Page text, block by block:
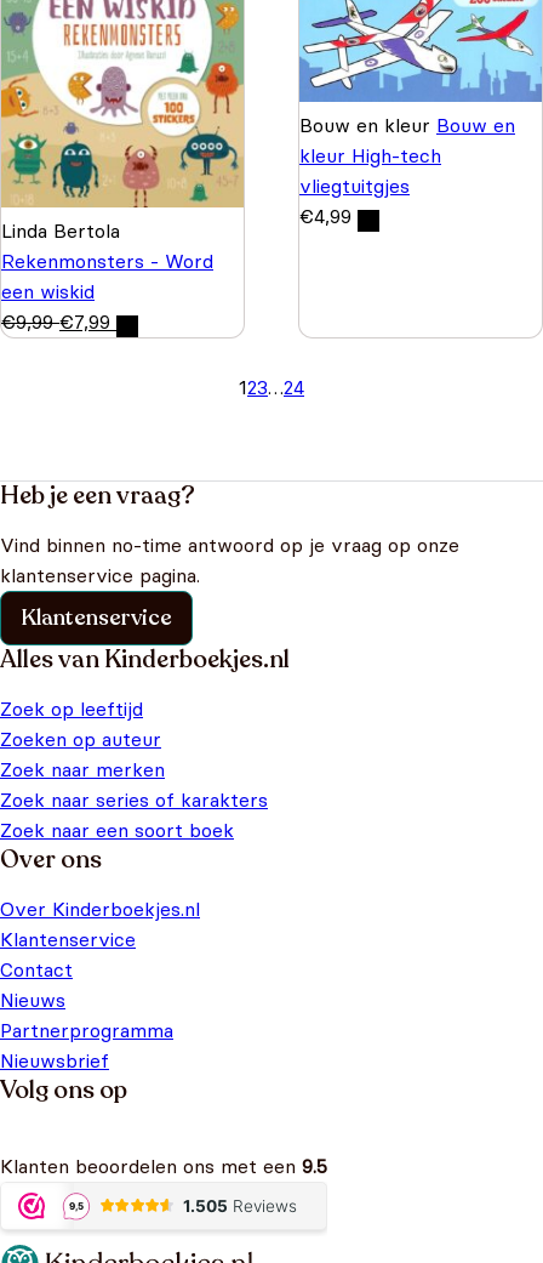
Linda Bertola
Rekenmonsters - Word
een wiskid
€9,99 €7,99
Bouw en kleur Bouw en
kleur High-tech
vliegtuitgjes
€4,99
123…24
Heb je een vraag?
Vind binnen no-time antwoord op je vraag op onze
klantenservice pagina.
Klantenservice
Alles van Kinderboekjes.nl
Zoek op leeftijd
Zoeken op auteur
Zoek naar merken
Zoek naar series of karakters
Zoek naar een soort boek
Over ons
Over Kinderboekjes.nl
Klantenservice
Contact
Nieuws
Partnerprogramma
Nieuwsbrief
Volg ons op
Klanten beoordelen ons met een 9.5